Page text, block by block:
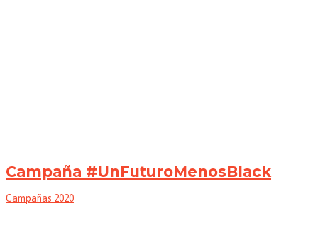
Campaña #UnFuturoMenosBlack
Campañas 2020